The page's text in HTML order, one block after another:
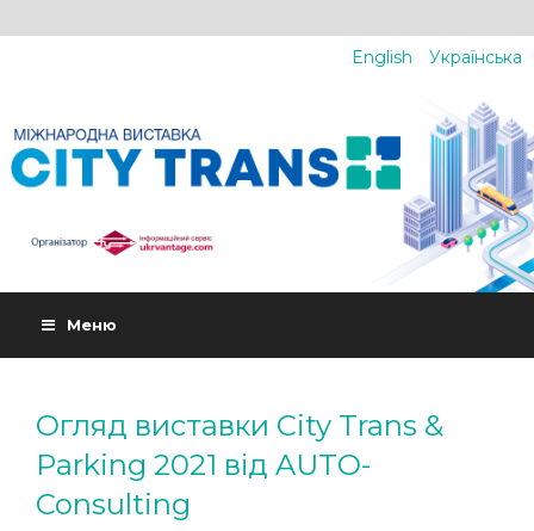
English Українська
Меню
Огляд виставки City Trans &
Parking 2021 від AUTO-
Consulting